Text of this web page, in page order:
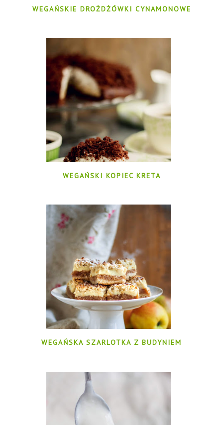
WEGAŃSKIE DROŻDŻÓWKI CYNAMONOWE
WEGAŃSKI KOPIEC KRETA
WEGAŃSKA SZARLOTKA Z BUDYNIEM